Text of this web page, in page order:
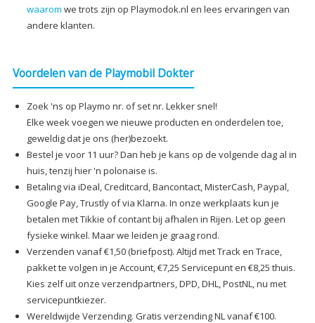
waarom we trots zijn op Playmodok.nl en lees ervaringen van
andere klanten.
Voordelen van de Playmobil Dokter
Zoek 'ns op Playmo nr. of set nr. Lekker snel!
Elke week voegen we nieuwe producten en onderdelen toe,
geweldig dat je ons (her)bezoekt.
Bestel je voor 11 uur? Dan heb je kans op de volgende dag al in
huis, tenzij hier 'n polonaise is.
Betaling via iDeal, Creditcard, Bancontact, MisterCash, Paypal,
Google Pay, Trustly of via Klarna. In onze werkplaats kun je
betalen met Tikkie of contant bij afhalen in Rijen. Let op geen
fysieke winkel. Maar we leiden je graag rond.
Verzenden vanaf €1,50 (briefpost). Altijd met Track en Trace,
pakket te volgen in je Account, €7,25 Servicepunt en €8,25 thuis.
Kies zelf uit onze verzendpartners, DPD, DHL, PostNL, nu met
servicepuntkiezer.
Wereldwijde Verzending. Gratis verzending NL vanaf €100.